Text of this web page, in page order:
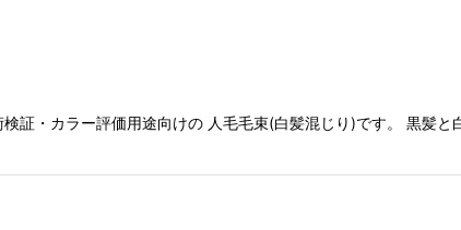
絞り込む
証・カラー評価用途向けの 人毛毛束(白髪混じり)です。 黒髪